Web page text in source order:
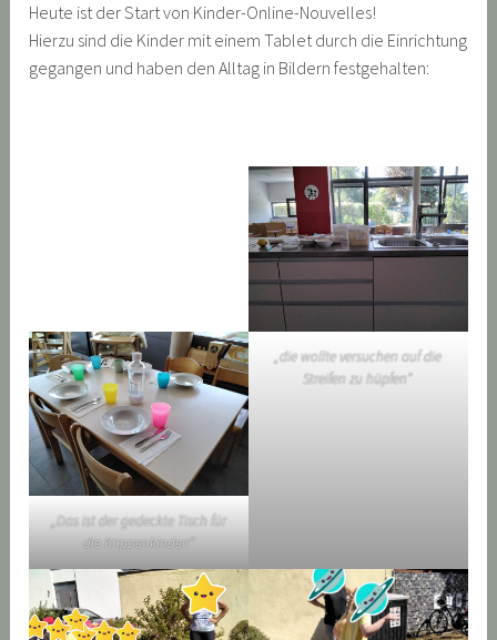
Heute ist der Start von Kinder-Online-Nouvelles!
Hierzu sind die Kinder mit einem Tablet durch die Einrichtung
gegangen und haben den Alltag in Bildern festgehalten:
„Das ist der gedeckte Tisch für
die Krippenkinder!“
„die wollte versuchen auf die
Streifen zu hüpfen“